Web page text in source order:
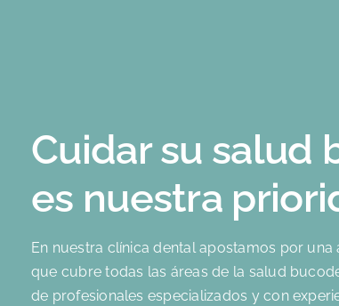
Cuidar su salud
es nuestra
En nuestra clínica dental apostamos por
que cubre todas las áreas de la salud
de profesionales especializados y con